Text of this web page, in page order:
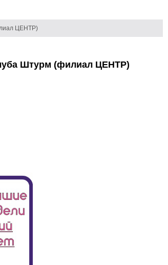
ЦЕНТР)
Штурм (филиал ЦЕНТР)